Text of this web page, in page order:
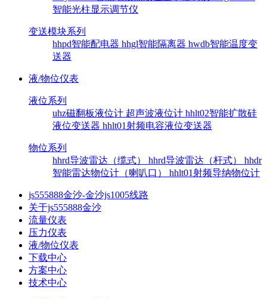
智能光柱显示调节仪
变送模块系列
hhpd智能配电器 hhgl智能隔离器 hwdb智能温度变
送器
液/物位仪表
液位系列
uhz磁翻板液位计 超声波液位计 hhlt02智能扩散硅
液位变送器 hhlt01射频电容液位变送器
物位系列
hhrd导波雷达（缆式） hhrd导波雷达（杆式） hhdr
智能雷达物位计（喇叭口） hhlt01射频导纳物位计
js555888金沙-金沙js1005线路
关于js555888金沙
流量仪表
压力仪表
液/物位仪表
下载中心
方案中心
技术中心